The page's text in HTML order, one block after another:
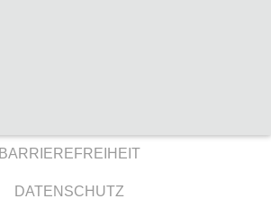
BARRIEREFREIHEIT
DATENSCHUTZ